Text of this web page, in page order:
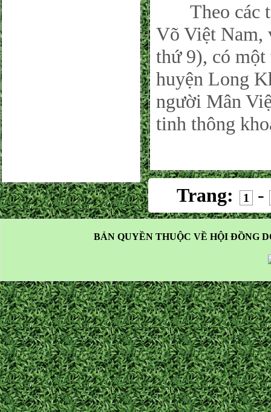
Theo các
Võ Việt Nam,
thứ 9), có
huyện Long
người Mân
tinh thông
Trang: 1 -
BẢN QUYỀN THUỘC VỀ HỘI ĐỒNG